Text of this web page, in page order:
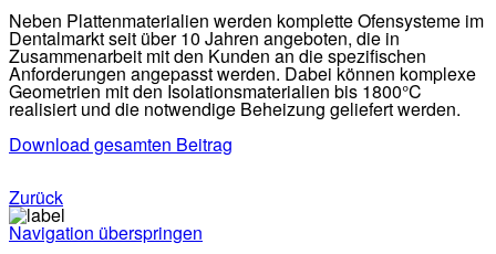
Neben Plattenmaterialien werden komplette Ofensysteme im
Dentalmarkt seit über 10 Jahren angeboten, die in
Zusammenarbeit mit den Kunden an die spezifischen
Anforderungen angepasst werden. Dabei können komplexe
Geometrien mit den Isolationsmaterialien bis 1800°C
realisiert und die notwendige Beheizung geliefert werden.
Download gesamten Beitrag
Zurück
Navigation überspringen